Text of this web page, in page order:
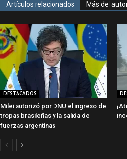
Artículos relacionados Más del
DESTACADOS
Milei autorizó por DNU el ingreso de
tropas brasileñas y la salida de
fuerzas argentinas